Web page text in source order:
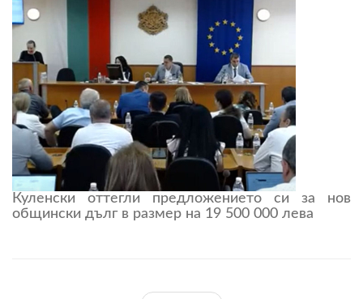
Куленски оттегли предложението си за нов
общински дълг в размер на 19 500 000 лева